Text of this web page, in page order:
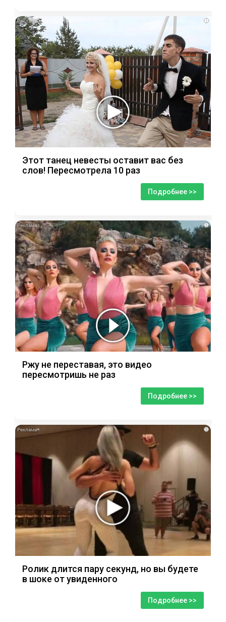
i
Этот танец невесты оставит вас без
слов! Пересмотрела 10 раз
Подробнее >>
i
Ржу не переставая, это видео
пересмотришь не раз
Подробнее >>
i
Ролик длится пару секунд, но вы будете
в шоке от увиденного
Подробнее >>